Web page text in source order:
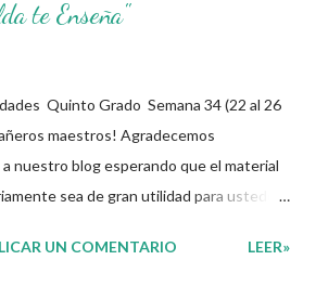
te Enseña"
Quinto Grado Semana 34 (22 al 26
maestros! Agradecemos
nuestro blog esperando que el material
sea de gran utilidad para ustedes
de la semana 34 donde encontrarán
UN COMENTARIO LEER»